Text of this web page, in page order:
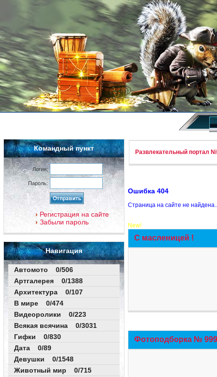
Командный пункт
Логин:
Пароль:
Регистрация на сайте
Забыли пароль
Навигация
Автомото 0/506
Артгалерея 0/1388
Архитектура 0/107
В мире 0/474
Видеоролики 0/223
Всякая всячина 0/3031
Гифки 0/830
Дата 0/89
Девушки 0/1548
Животный мир 0/715
Развлекательный портал
Ошибка 404
Страница на сайте не
New!
С масленицей !
Фотоподборка №